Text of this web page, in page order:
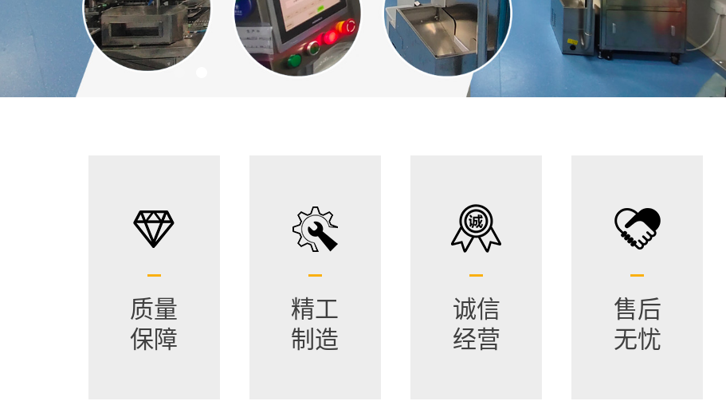
质量
保障
精工
制造
诚信
经营
售后
无忧